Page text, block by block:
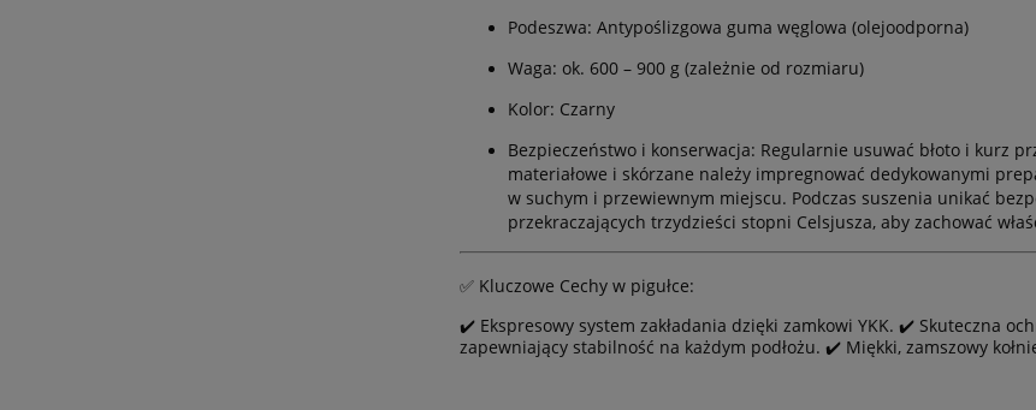
Podeszwa: Antypoślizgowa guma węglowa (olejoodporna)
Waga: ok. 600 – 900 g (zależnie od rozmiaru)
Kolor: Czarny
Bezpieczeństwo i konserwacja: Regularnie usuwać błoto i kurz
materiałowe i skórzane należy impregnować dedykowanymi
w suchym i przewiewnym miejscu. Podczas suszenia unikać
przekraczających trzydzieści stopni Celsjusza, aby zachować
✅ Kluczowe Cechy w pigułce:
✔️ Ekspresowy system zakładania dzięki zamkowi YKK. ✔️ Skuteczna
zapewniający stabilność na każdym podłożu. ✔️ Miękki, zamszowy